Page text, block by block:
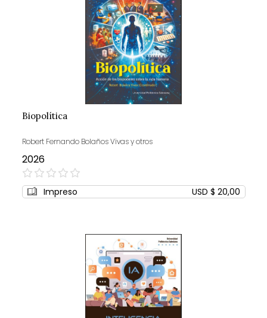
Biopolítica
Robert Fernando Bolaños Vivas y otros
2026
0%
Impreso USD $ 20,00